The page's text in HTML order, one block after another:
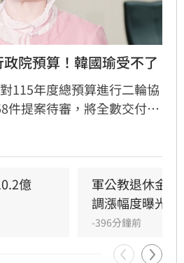
院預算！韓國瑜受不了
115年度總預算進行二輪協
件提案待審，將全數交付院
曉玲堅持刪減行政院多項
國瑜也提醒，本年度僅剩約
慮。
億
軍公教退休金
調漲幅度曝光
-396分鐘前